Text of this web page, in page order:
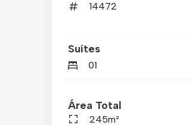
14472
Suítes
01
Área Total
245m²